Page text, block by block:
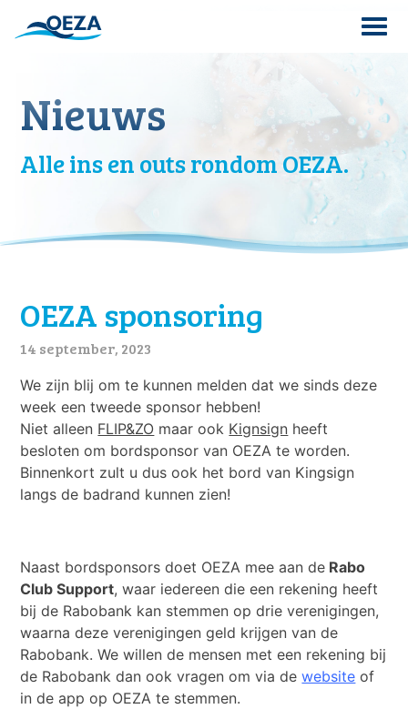
Search
Nieuws
Alle ins en outs rondom OEZA.
OEZA sponsoring
14 september, 2023
We zijn blij om te kunnen melden dat we sinds deze
week een tweede sponsor hebben!
Niet alleen FLIP&ZO maar ook Kignsign heeft
besloten om bordsponsor van OEZA te worden.
Binnenkort zult u dus ook het bord van Kingsign
langs de badrand kunnen zien!
Naast bordsponsors doet OEZA mee aan de Rabo
Club Support, waar iedereen die een rekening heeft
bij de Rabobank kan stemmen op drie verenigingen,
waarna deze verenigingen geld krijgen van de
Rabobank. We willen de mensen met een rekening bij
de Rabobank dan ook vragen om via dewebsite of
in de app op OEZA te stemmen.